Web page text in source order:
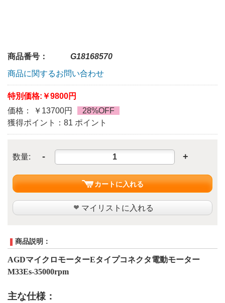
商品番号：
G18168570
商品に関するお問い合わせ
特別価格: ￥9800円
価格： ￥13700円
28%OFF
獲得ポイント：81 ポイント
数量: - +
カートに入れる
マイリストに入れる
商品説明：
AGDマイクロモーターEタイプコネクタ電動モーター
M33Es-35000rpm
主な仕様：